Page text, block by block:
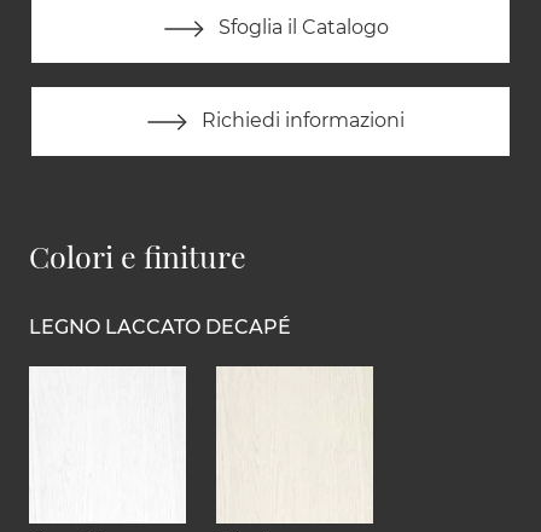
Sfoglia il Catalogo
Richiedi informazioni
Colori e finiture
LEGNO LACCATO DECAPÉ